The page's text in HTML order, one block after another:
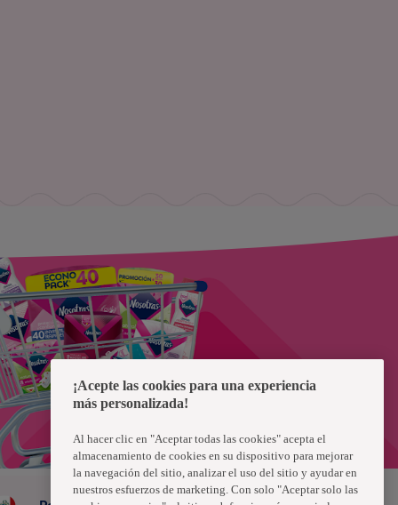
¡Acepte las cookies para una experiencia
más personalizada!
Al hacer clic en "Aceptar todas las cookies" acepta el
almacenamiento de cookies en su dispositivo para mejorar
la navegación del sitio, analizar el uso del sitio y ayudar en
nuestros esfuerzos de marketing. Con solo "Aceptar solo las